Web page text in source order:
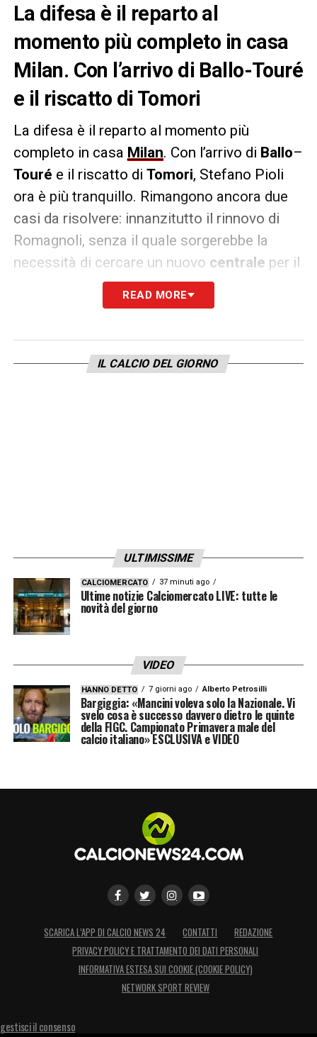
La difesa è il reparto al
momento più completo in casa
Milan. Con l’arrivo di Ballo-Touré
e il riscatto di Tomori
La difesa è il reparto al momento più
completo in casa Milan. Con l’arrivo di Ballo–
Touré e il riscatto di Tomori, Stefano Pioli
ora è più tranquillo. Rimangono ancora due
casi da risolvere: innanzitutto il rinnovo di
Romagnoli, senza il quale sorgerebbe la
necessità di cercare un nuovo centrale per il
con Davide Calabria sulla fascia. Difficile che
possa tornare Diogo Dalot, Maldini sta
READ MORE
IL CALCIO DEL GIORNO
ULTIMISSIME
CALCIOMERCATO 37 minuti ago
Ultime notizie Calciomercato LIVE: tutte le
novità del giorno
VIDEO
HANNO DETTO 7 giorni ago Alberto Petrosilli
Bargiggia: «Mancini voleva solo la Nazionale. Vi
svelo cosa è successo davvero dietro le quinte
della FIGC. Campionato Primavera male del
calcio italiano» ESCLUSIVA e VIDEO
SCARICA L’APP DI CALCIO NEWS 24 CONTATTI
REDAZIONE
PRIVACY POLICY E TRATTAMENTO DEI DATI PERSONALI
INFORMATIVA ESTESA SUI COOKIE (COOKIE POLICY)
NETWORK SPORT REVIEW
gestisci il consenso